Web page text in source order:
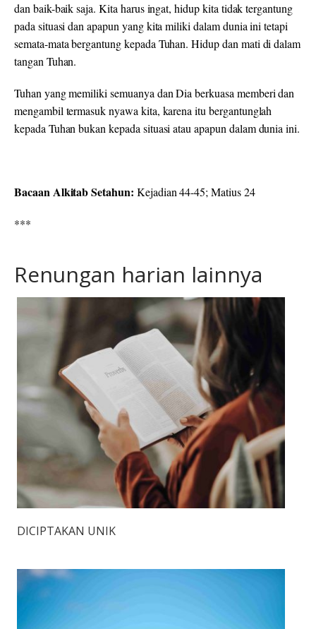
dan baik-baik saja. Kita harus ingat, hidup kita tidak tergantung
pada situasi dan apapun yang kita miliki dalam dunia ini tetapi
semata-mata bergantung kepada Tuhan. Hidup dan mati di dalam
tangan Tuhan.
Tuhan yang memiliki semuanya dan Dia berkuasa memberi dan
mengambil termasuk nyawa kita, karena itu bergantunglah
kepada Tuhan bukan kepada situasi atau apapun dalam dunia ini.
Bacaan Alkitab Setahun: Kejadian 44-45; Matius 24
***
Renungan harian lainnya
DICIPTAKAN UNIK